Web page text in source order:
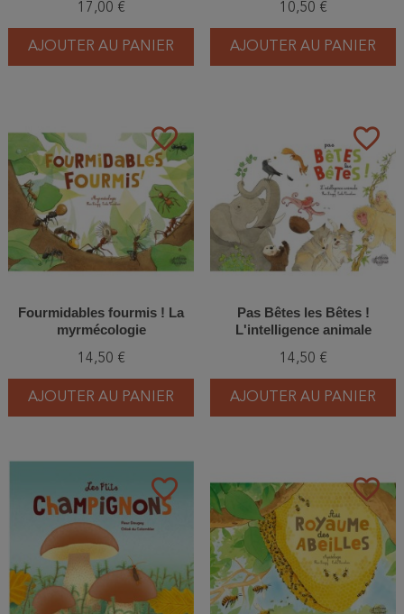
17,00 €
AJOUTER AU PANIER
10,50 €
AJOUTER AU PANIER
favorite_border
Fourmidables fourmis ! La
myrmécologie
14,50 €
AJOUTER AU PANIER
favorite_border
Pas Bêtes les Bêtes !
L'intelligence animale
14,50 €
AJOUTER AU PANIER
favorite_border favorite_border